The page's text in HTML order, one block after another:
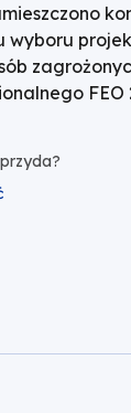
wyboru
FEO